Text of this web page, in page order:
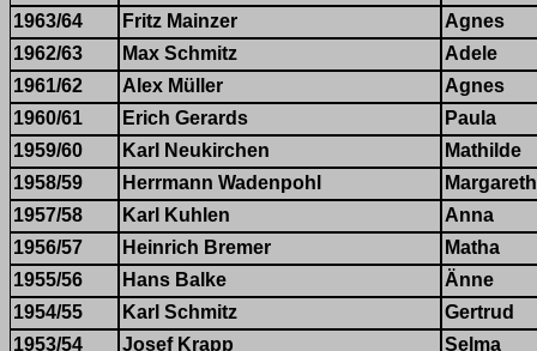
1963/64
Fritz Mainzer
Agnes
1962/63
Max Schmitz
Adele
1961/62
Alex Müller
Agnes
1960/61
Erich Gerards
Paula
1959/60
Karl Neukirchen
Mathilde
1958/59
Herrmann Wadenpohl
1957/58
Karl Kuhlen
Anna
1956/57
Heinrich Bremer
Matha
1955/56
Hans Balke
Änne
1954/55
Karl Schmitz
Gertrud
1953/54
Josef Krapp
Selma